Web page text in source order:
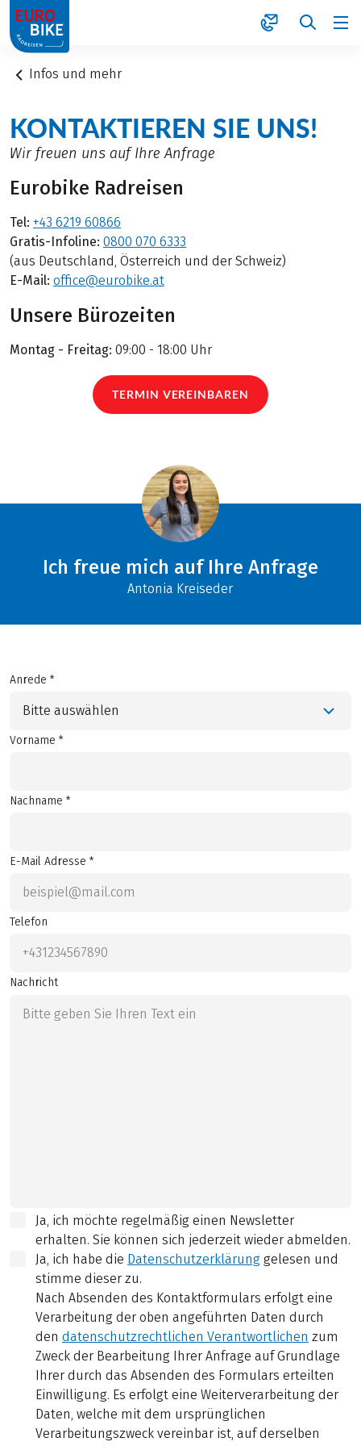
1
Infos und mehr
KONTAKTIEREN SIE UNS!
Wir freuen uns auf Ihre Anfrage
Eurobike Radreisen
Tel: +43 6219 60866
Gratis-Infoline: 0800 070 6333
(aus Deutschland, Österreich und der Schweiz)
E-Mail: office@eurobike.at
Unsere Bürozeiten
Montag - Freitag: 09:00 - 18:00 Uhr
TERMIN VEREINBAREN
Ich freue mich auf Ihre Anfrage
Antonia Kreiseder
Anrede *
Bitte auswählen
Vorname *
Nachname *
E-Mail Adresse *
Telefon
Nachricht
Ja, ich möchte regelmäßig einen Newsletter
erhalten. Sie können sich jederzeit wieder abmelden.
Ja, ich habe die Datenschutzerklärung gelesen und
stimme dieser zu.
Nach Absenden des Kontaktformulars erfolgt eine
Verarbeitung der oben angeführten Daten durch
den datenschutzrechtlichen Verantwortlichen zum
Zweck der Bearbeitung Ihrer Anfrage auf Grundlage
Ihrer durch das Absenden des Formulars erteilten
Einwilligung. Es erfolgt eine Weiterverarbeitung der
Daten, welche mit dem ursprünglichen
Verarbeitungszweck vereinbar ist, auf derselben